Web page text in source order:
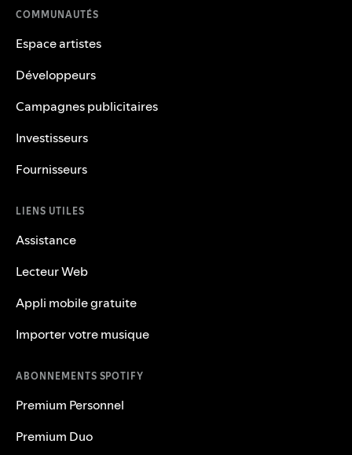
COMMUNAUTÉS
Espace artistes
Développeurs
Campagnes publicitaires
Investisseurs
Fournisseurs
LIENS UTILES
Assistance
Lecteur Web
Appli mobile gratuite
Importer votre musique
ABONNEMENTS SPOTIFY
Premium Personnel
Premium Duo